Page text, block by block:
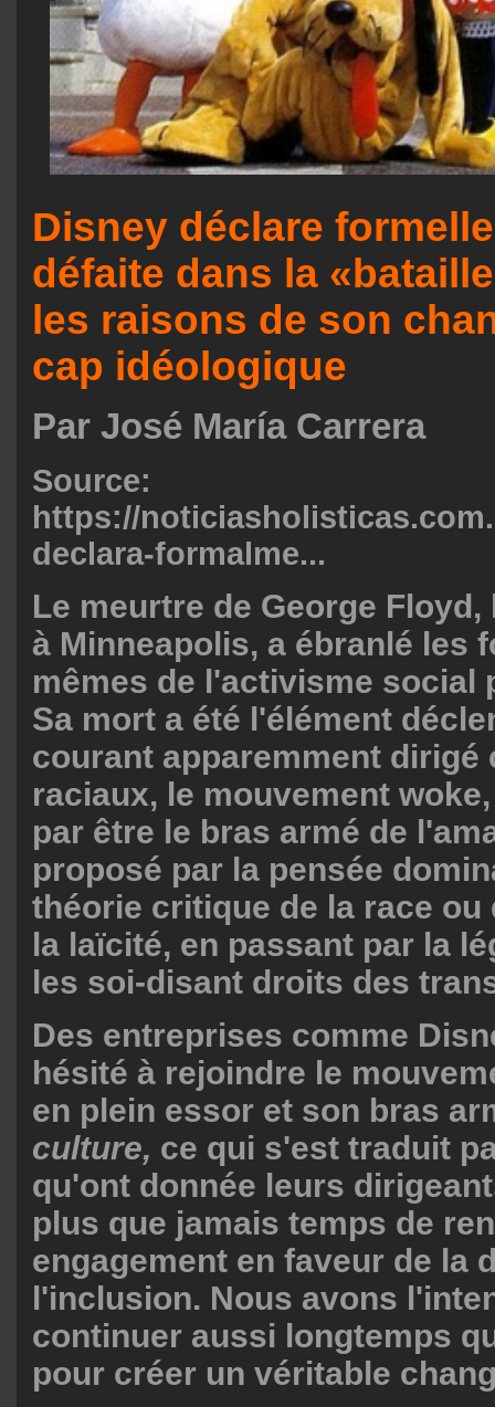
Disney déclare
défaite dans la
les raisons de son
cap idéologique
Par José María Carrera
Source:
https://
declara-formalme...
Le meurtre de George Floyd,
à Minneapolis, a ébranlé les
mêmes de l'activisme social
Sa mort a été l'élément
courant apparemment dirigé
raciaux, le mouvement
par être le bras armé de
proposé par la pensée
théorie critique de la race ou
la laïcité, en passant par la
les soi-disant droits des
Des entreprises comme
hésité à rejoindre le
en plein essor et son bras
culture, ce qui s'est traduit
qu'ont donnée leurs
plus que jamais temps de
engagement en faveur de la
l'inclusion. Nous avons
continuer aussi longtemps
pour créer un véritable